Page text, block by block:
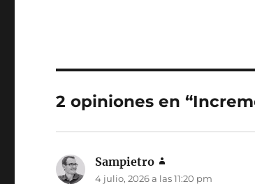
2 opiniones en
Sampietro
4 julio, 2026 a las 11:20 pm